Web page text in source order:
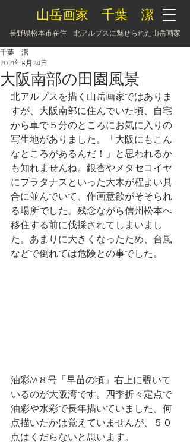
山岳画家 千葉 潔
長野県松本市在住 北アルプスに魅せられた山岳画家
大阪南部の田園風景
千葉 潔
2021年8月24日
北アルプスを描く山岳画家ではありま
すが、大阪南部に住んでいた頃、自宅
から車で５分のところにお気に入りの
写生地がありました。「大阪にもこん
なところがあるんだ！」と思われるか
も知れませんね。銀杏やメタセコイヤ
にプラタナスといった大木が程よい具
合に並んでいて、作画意欲がそそられ
る場所でした。残念ながら信州松本へ
移住する前に伐採されてしまいまし
た。あまりに大きくなったため、台風
などで倒れては危険との事でした。
油彩M８号「早苗の頃」右上に覗いて
いるのが大阪湾です。四季折々定点で
油彩や水彩で長年描いていました。何
点描いたかは覚えていませんが、５０
点はくだらないと思います。